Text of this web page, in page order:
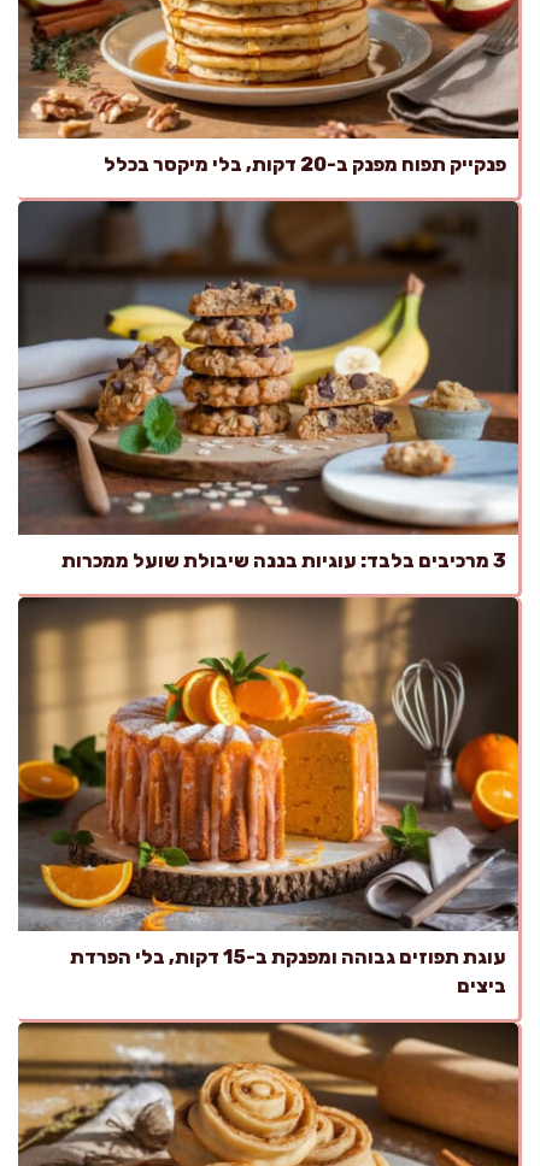
פנקייק תפוח מפנק ב-20 דקות, בלי מיקסר בכלל
3 מרכיבים בלבד: עוגיות בננה שיבולת שועל ממכרות
עוגת תפוזים גבוהה ומפנקת ב-15 דקות, בלי הפרדת
ביצים